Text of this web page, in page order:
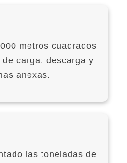
metros cuadrados
de carga, descarga y
anexas.
las toneladas de